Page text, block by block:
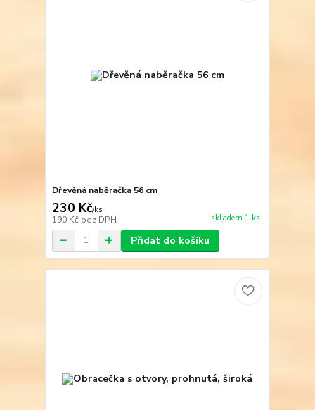
Dřevěná naběračka 56 cm
230 Kč/ks
190 Kč bez DPH skladem 1 ks
Přidat do košíku